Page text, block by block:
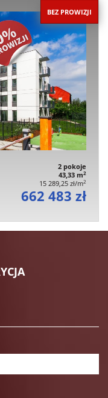
BEZ PROWIZJI
2 pokoje
43,33 m2
15 289,25 zł/m2
662 483 zł